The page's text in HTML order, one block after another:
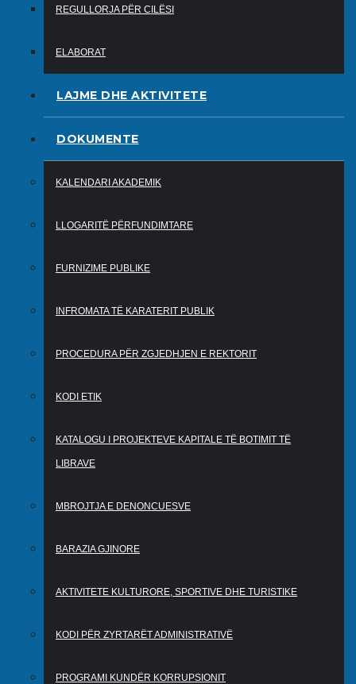
REGULLORJA PËR CILËSI
ELABORAT
LAJME DHE AKTIVITETE
DOKUMENTE
KALENDARI AKADEMIK
LLOGARITË PËRFUNDIMTARE
FURNIZIME PUBLIKE
INFROMATA TË KARATERIT PUBLIK
PROCEDURA PËR ZGJEDHJEN E REKTORIT
KODI ETIK
KATALOGU I PROJEKTEVE KAPITALE TË BOTIMIT TË
LIBRAVE
MBROJTJA E DENONCUESVE
BARAZIA GJINORE
AKTIVITETE KULTURORE, SPORTIVE DHE TURISTIKE
KODI PËR ZYRTARËT ADMINISTRATIVË
PROGRAMI KUNDËR KORRUPSIONIT